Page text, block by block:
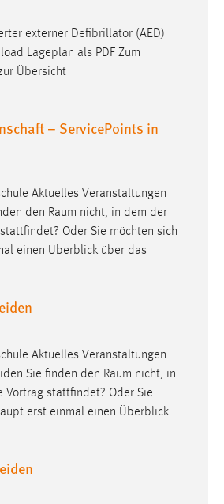
externer Defibrillator (AED)
Lageplan als PDF Zum
Übersicht
– ServicePoints in
Aktuelles Veranstaltungen
den Raum nicht, in dem der
Oder Sie möchten sich
einen Überblick über das
Aktuelles Veranstaltungen
Sie finden den Raum nicht, in
Vortrag stattfindet? Oder Sie
erst einmal einen Überblick